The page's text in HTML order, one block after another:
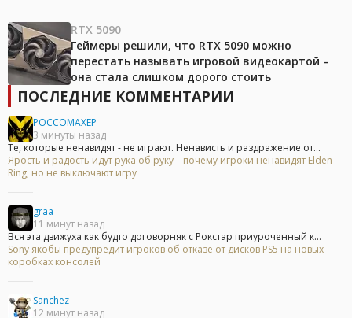
RTX 5090
Геймеры решили, что RTX 5090 можно
перестать называть игровой видеокартой –
она стала слишком дорого стоить
ПОСЛЕДНИЕ КОММЕНТАРИИ
POCCOMAXEP
3 минуты назад
Те, которые ненавидят - не играют. Ненависть и раздражение от...
Ярость и радость идут рука об руку – почему игроки ненавидят Elden
Ring, но не выключают игру
graa
11 минут назад
Вся эта движуха как будто договорняк с Рокстар приуроченный к...
Sony якобы предупредит игроков об отказе от дисков PS5 на новых
коробках консолей
Sanchez
12 минут назад